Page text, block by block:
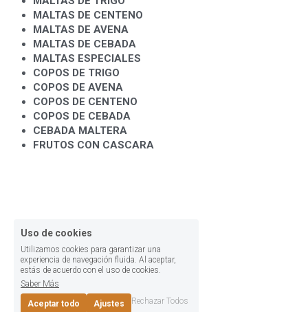
MALTAS DE CENTENO
MALTAS DE AVENA
MALTAS DE CEBADA
MALTAS ESPECIALES
COPOS DE TRIGO
COPOS DE AVENA
COPOS DE CENTENO
COPOS DE CEBADA
CEBADA MALTERA
FRUTOS CON CASCARA
Uso de cookies
Utilizamos cookies para garantizar una
experiencia de navegación fluida. Al aceptar,
estás de acuerdo con el uso de cookies.
Saber Más
Aceptar todo Ajustes Rechazar Todos